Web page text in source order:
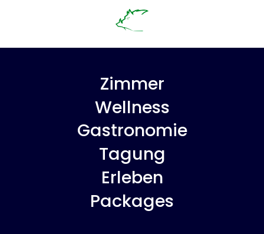
Zimmer
Wellness
Gastronomie
Tagung
Erleben
Packages